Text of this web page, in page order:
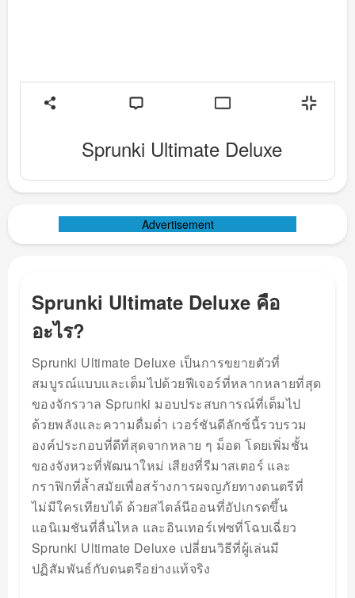
Sprunki Ultimate Deluxe
Advertisement
Sprunki Ultimate Deluxe คือ
อะไร?
Sprunki Ultimate Deluxe เป็นการขยายตัวที่
สมบูรณ์แบบและเต็มไปด้วยฟีเจอร์ที่หลากหลายที่สุด
ของจักรวาล Sprunki มอบประสบการณ์ที่เต็มไป
ด้วยพลังและความดื่มด่ำ เวอร์ชันดีลักซ์นี้รวบรวม
องค์ประกอบที่ดีที่สุดจากหลาย ๆ ม็อด โดยเพิ่มชั้น
ของจังหวะที่พัฒนาใหม่ เสียงที่รีมาสเตอร์ และ
กราฟิกที่ล้ำสมัยเพื่อสร้างการผจญภัยทางดนตรีที่
ไม่มีใครเทียบได้ ด้วยสไตล์นีออนที่อัปเกรดขึ้น
แอนิเมชันที่ลื่นไหล และอินเทอร์เฟซที่โฉบเฉี่ยว
Sprunki Ultimate Deluxe เปลี่ยนวิธีที่ผู้เล่นมี
ปฏิสัมพันธ์กับดนตรีอย่างแท้จริง